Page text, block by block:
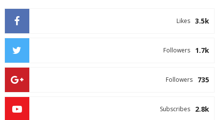
3.5k
Likes
1.7k
Followers
735
Followers
2.8k
Subscribes